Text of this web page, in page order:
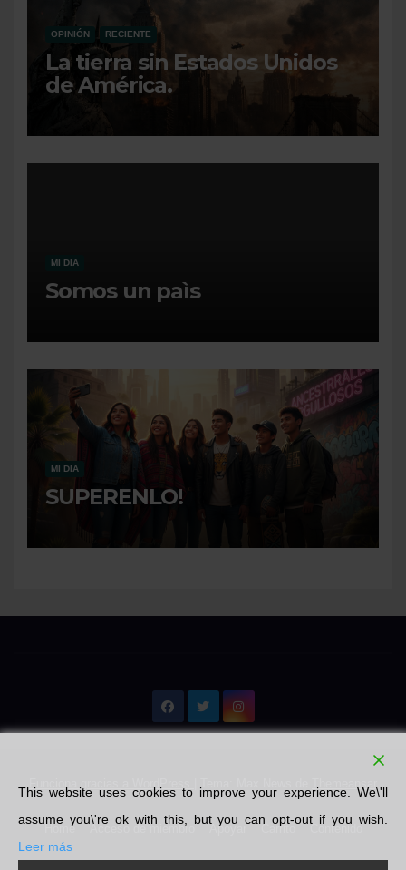
OPINIÓN RECIENTE
La tierra sin Estados Unidos
de América.
MI DIA
Somos un paìs
MI DIA
SUPERENLO!
Home Acceso de miembro Apoyar Carrito Contenido
This website uses cookies to improve your experience. We\'ll
assume you\'re ok with this, but you can opt-out if you wish.
Leer más